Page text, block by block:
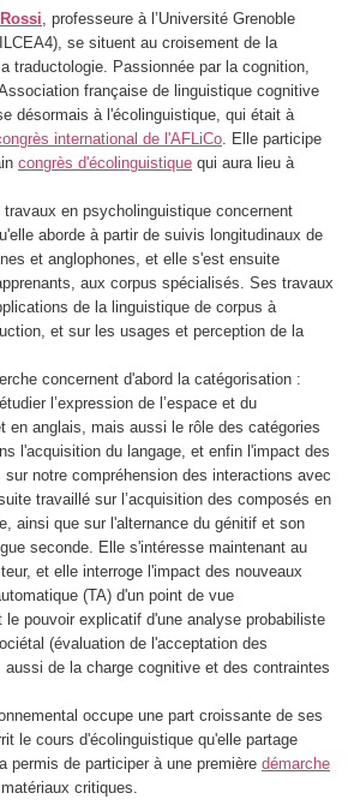
, professeure à l’Université Grenoble
se situent au croisement de la
traductologie. Passionnée par la cognition,
française de linguistique cognitive
désormais à l'écolinguistique, qui était à
international de l'AFLiCo. Elle participe
congrès d'écolinguistique qui aura lieu à
en psycholinguistique concernent
aborde à partir de suivis longitudinaux de
et anglophones, et elle s'est ensuite
aux corpus spécialisés. Ses travaux
de la linguistique de corpus à
et sur les usages et perception de la
concernent d'abord la catégorisation :
l’expression de l’espace et du
en anglais, mais aussi le rôle des catégories
l'acquisition du langage, et enfin l'impact des
notre compréhension des interactions avec
travaillé sur l’acquisition des composés en
ainsi que sur l'alternance du génitif et son
seconde. Elle s'intéresse maintenant au
et elle interroge l'impact des nouveaux
(TA) d'un point de vue
le pouvoir explicatif d'une analyse probabiliste
(évaluation de l'acceptation des
de la charge cognitive et des contraintes
occupe une part croissante de ses
le cours d'écolinguistique qu'elle partage
permis de participer à une première démarche
critiques.